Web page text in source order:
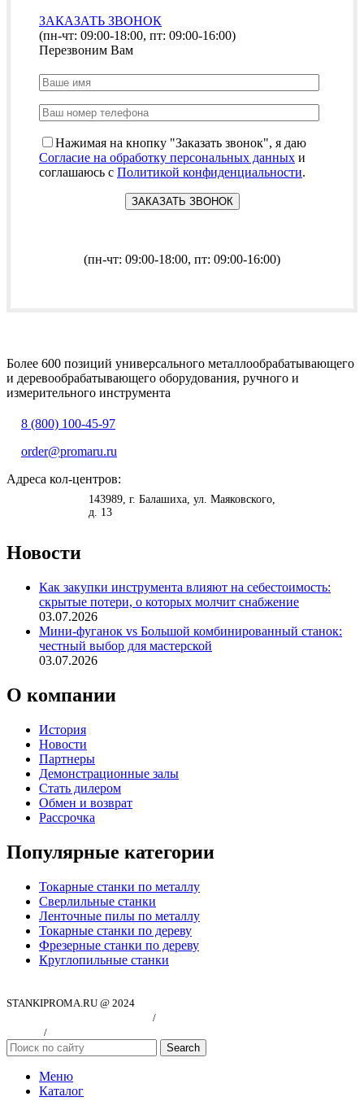
ЗАКАЗАТЬ ЗВОНОК
(пн-чт: 09:00-18:00, пт: 09:00-16:00)
Перезвоним Вам
Нажимая на кнопку "Заказать звонок", я даю
Согласие на обработку персональных данных и
соглашаюсь с Политикой конфиденциальности.
(пн-чт: 09:00-18:00, пт: 09:00-16:00)
Более 600 позиций универсального металлообрабатывающего
и деревообрабатывающего оборудования, ручного и
измерительного инструмента
8 (800) 100-45-97
order@promaru.ru
Адреса кол-центров:
143989, г. Балашиха, ул. Маяковского,
д. 13
Новости
Как закупки инструмента влияют на себестоимость:
скрытые потери, о которых молчит снабжение
03.07.2026
Мини-фуганок vs Большой комбинированный станок:
честный выбор для мастерской
03.07.2026
О компании
История
Новости
Партнеры
Демонстрационные залы
Стать дилером
Обмен и возврат
Рассрочка
Популярные категории
Токарные станки по металлу
Сверлильные станки
Ленточные пилы по металлу
Токарные станки по дереву
Фрезерные станки по дереву
Круглопильные станки
STANKIPROMA.RU @ 2024
/
/
Search
Меню
Каталог